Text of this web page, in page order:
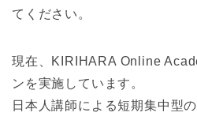
てください。
現在、KIRIHARA Online
ンを実施しています。
日本人講師による短期集中型